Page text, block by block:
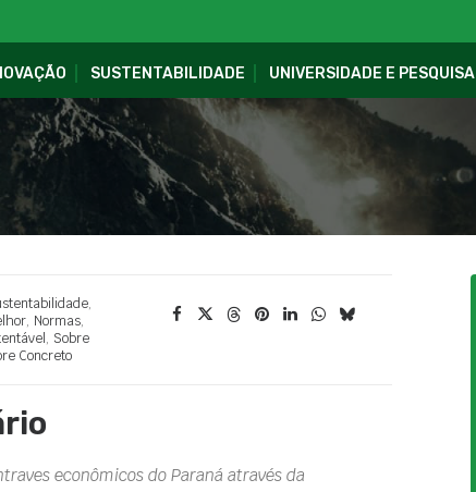
SUSTENTABILIDADE UNIVERSIDADE E PESQUISA
,
, Normas,
, Sobre
Concreto
econômicos do Paraná através da